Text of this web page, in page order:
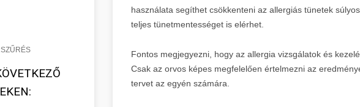
használata segíthet csökkenteni az allergiás tünetek
teljes tünetmentességet is elérhet.
Fontos megjegyezni, hogy az allergia vizsgálatok és
Csak az orvos képes megfelelően értelmezni az
tervet az egyén számára.